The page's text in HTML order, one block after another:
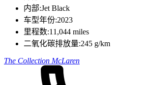
内部:Jet Black
车型年份:2023
里程数:11,044 miles
二氧化碳排放量:245 g/km
The Collection McLaren